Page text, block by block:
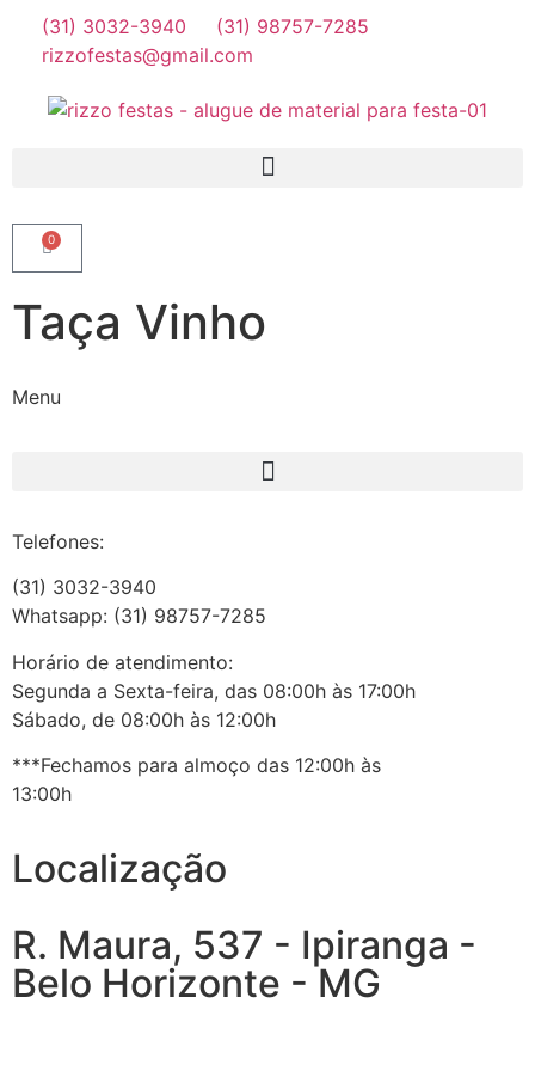
(31) 3032-3940
(31) 98757-7285
rizzofestas@gmail.com
0
Taça Vinho
Menu
Telefones:
(31) 3032-3940
Whatsapp: (31) 98757-7285
Horário de atendimento:
Segunda a Sexta-feira, das 08:00h às 17:00h
Sábado, de 08:00h às 12:00h
***Fechamos para almoço das 12:00h às
13:00h
Localização
R. Maura, 537 - Ipiranga -
Belo Horizonte - MG